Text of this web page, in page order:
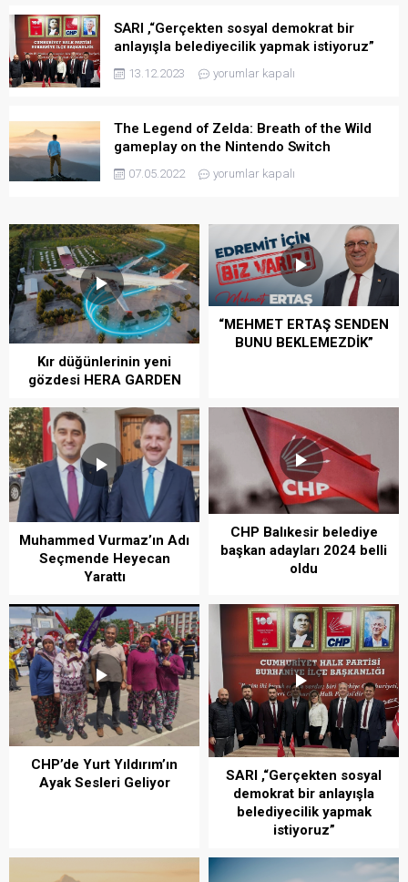
SARI ,“Gerçekten sosyal demokrat bir
anlayışla belediyecilik yapmak istiyoruz”
13.12.2023 yorumlar kapalı
The Legend of Zelda: Breath of the Wild
gameplay on the Nintendo Switch
07.05.2022 yorumlar kapalı
Kır düğünlerinin yeni
gözdesi HERA GARDEN
“MEHMET ERTAŞ SENDEN
BUNU BEKLEMEZDİK”
Muhammed Vurmaz’ın Adı
Seçmende Heyecan
Yarattı
CHP Balıkesir belediye
başkan adayları 2024 belli
oldu
CHP’de Yurt Yıldırım’ın
Ayak Sesleri Geliyor
SARI ,“Gerçekten sosyal
demokrat bir anlayışla
belediyecilik yapmak
istiyoruz”